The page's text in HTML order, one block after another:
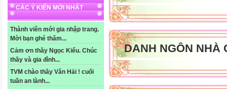
CÁC Ý KIẾN MỚI NHẤT
Thành viên mới gia nhập trang.
Mời bạn ghé thăm...
Cảm ơn thầy Ngọc Kiểu. Chúc
thầy và gia đình...
TVM chào thầy Văn Hải ! cuối
tuần an lành...
DANH NGÔN NHÀ